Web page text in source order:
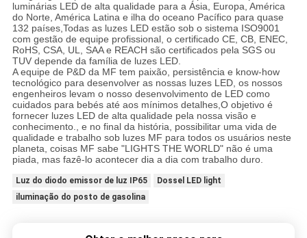
luminárias LED de alta qualidade para a Ásia, Europa, América
do Norte, América Latina e ilha do oceano Pacífico para quase
132 países,Todas as luzes LED estão sob o sistema ISO9001
com gestão de equipe profissional, o certificado CE, CB, ENEC,
RoHS, CSA, UL, SAA e REACH são certificados pela SGS ou
TUV depende da família de luzes LED.
A equipe de P&D da MF tem paixão, persistência e know-how
tecnológico para desenvolver as nossas luzes LED, os nossos
engenheiros levam o nosso desenvolvimento de LED como
cuidados para bebés até aos mínimos detalhes,O objetivo é
fornecer luzes LED de alta qualidade pela nossa visão e
conhecimento., e no final da história, possibilitar uma vida de
qualidade e trabalho sob luzes MF para todos os usuários neste
planeta, coisas MF sabe "LIGHTS THE WORLD" não é uma
piada, mas fazê-lo acontecer dia a dia com trabalho duro.
Luz do diodo emissor de luz IP65
Dossel LED light
iluminação do posto de gasolina